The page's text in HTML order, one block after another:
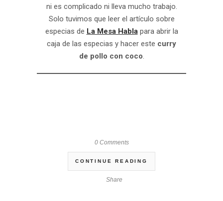
ni es complicado ni lleva mucho trabajo.
Solo tuvimos que leer el artículo sobre
especias de La Mesa Hablapara abrir la
caja de las especias y hacer este curry
de pollo con coco.
0 Comments
CONTINUE READING
Share